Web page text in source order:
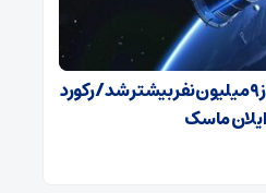
تعداد کاربران استارلینک از ۹ میلیون نفر بیشتر شد / رکورد
ماسک